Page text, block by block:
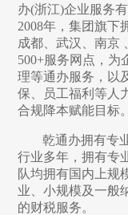
办(浙江)企业服务
2008年，集团旗下
成都、武汉、南京
500+服务网点，为
理等通办服务，以
保、员工福利等人
合规降本赋能目标。
乾通办拥有专
行业多年，拥有专
队均拥有国内上规
业、小规模及一般
的财税服务。